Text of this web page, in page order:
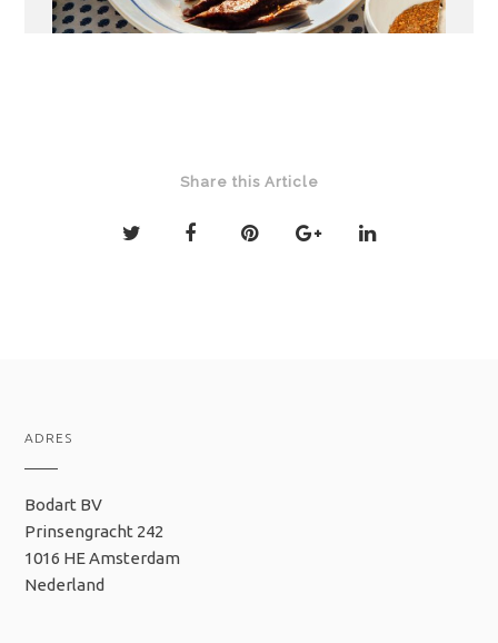
Share this Article
ADRES
Bodart BV
Prinsengracht 242
1016 HE Amsterdam
Nederland